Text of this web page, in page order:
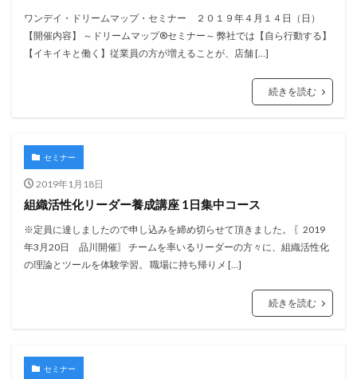
ワンデイ・ドリームマップ・セミナー ２０１９年４月１４日（日）
【開催内容】 ～ドリームマップ®セミナー～ 弊社では【自ら行動する】
【イキイキと働く】従業員の方が増えることが、店舗 […]
続きを読む
セミナー
2019年1月18日
組織活性化リーダー養成講座 1日集中コース
※定員に達しましたので申し込みを締め切らせて頂きました。 〖2019
年3月20日 品川開催〗 チームを率いるリーダーの方々に、組織活性化
の理論とツールを体験学習。 職場に持ち帰りメ […]
続きを読む
セミナー